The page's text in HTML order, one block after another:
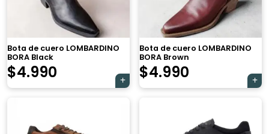
Bota de cuero LOMBARDINO
BORA Black
$4.990
Bota de cuero LOMBARDINO
BORA Brown
$4.990